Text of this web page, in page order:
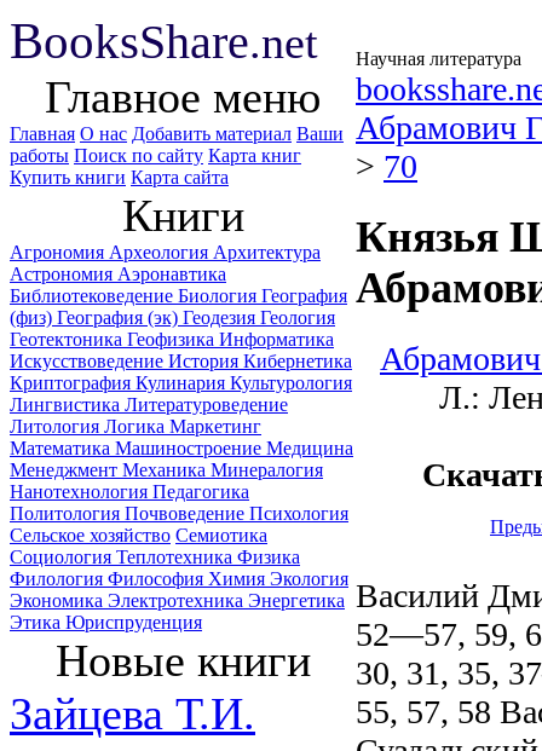
BooksShare.net Научная литература
Главное меню
Главная О нас Добавить материал Ваши
работы Поиск по сайту Карта книг
Купить книги Карта сайта
Книги
Агрономия Археология Архитектура
Астрономия Аэронавтика
Библиотековедение Биология География
(физ) География (эк) Геодезия Геология
Геотектоника Геофизика Информатика
Искусствоведение История Кибернетика
Криптография Кулинария Культурология
Лингвистика Литературоведение
Литология Логика Маркетинг
Математика Машиностроение Медицина
Менеджмент Механика Минералогия
Нанотехнология Педагогика
Политология Почвоведение Психология
Сельское хозяйство Семиотика
Социология Теплотехника Физика
Филология Философия Химия Экология
Экономика Электротехника Энергетика
Этика Юриспруденция
Новые книги
Зайцева Т.И.
Абрамович
> 70
Князья
Л.:
Василий
52—57, 59,
30, 31, 35,
55, 57, 58